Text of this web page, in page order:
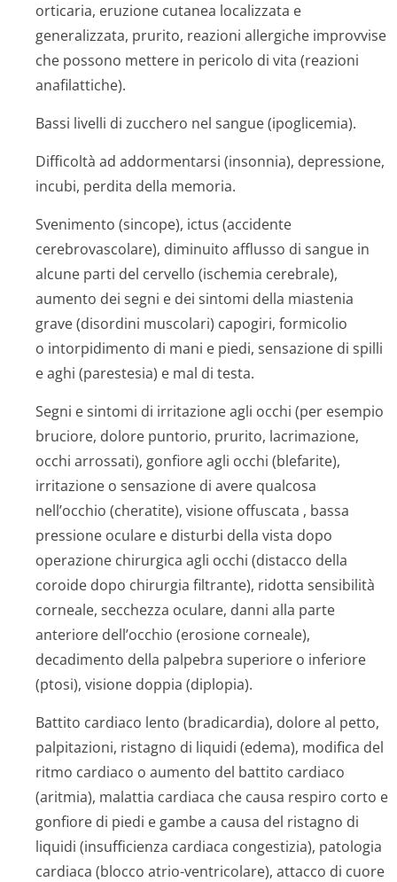
orticaria, eruzione cutanea localizzata e
generalizzata, prurito, reazioni allergiche improvvise
che possono mettere in pericolo di vita (reazioni
anafilattiche).
Bassi livelli di zucchero nel sangue (ipoglicemia).
Difficoltà ad addormentarsi (insonnia), depressione,
incubi, perdita della memoria.
Svenimento (sincope), ictus (accidente
cerebrovascolare), diminuito afflusso di sangue in
alcune parti del cervello (ischemia cerebrale),
aumento dei segni e dei sintomi della miastenia
grave (disordini muscolari) capogiri, formicolio
o intorpidimento di mani e piedi, sensazione di spilli
e aghi (parestesia) e mal di testa.
Segni e sintomi di irritazione agli occhi (per esempio
bruciore, dolore puntorio, prurito, lacrimazione,
occhi arrossati), gonfiore agli occhi (blefarite),
irritazione o sensazione di avere qualcosa
nell’occhio (cheratite), visione offuscata , bassa
pressione oculare e disturbi della vista dopo
operazione chirurgica agli occhi (distacco della
coroide dopo chirurgia filtrante), ridotta sensibilità
corneale, secchezza oculare, danni alla parte
anteriore dell’occhio (erosione corneale),
decadimento della palpebra superiore o inferiore
(ptosi), visione doppia (diplopia).
Battito cardiaco lento (bradicardia), dolore al petto,
palpitazioni, ristagno di liquidi (edema), modifica del
ritmo cardiaco o aumento del battito cardiaco
(aritmia), malattia cardiaca che causa respiro corto e
gonfiore di piedi e gambe a causa del ristagno di
liquidi (insufficienza cardiaca congestizia), patologia
cardiaca (blocco atrio-ventricolare), attacco di cuore